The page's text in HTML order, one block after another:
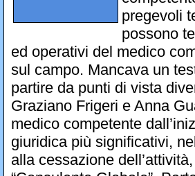
pregevoli
possono
ed operativi del medico
sul campo. Mancava un
partire da punti di vista
Graziano Frigeri e Anna
medico competente
giuridica più significativi,
alla cessazione